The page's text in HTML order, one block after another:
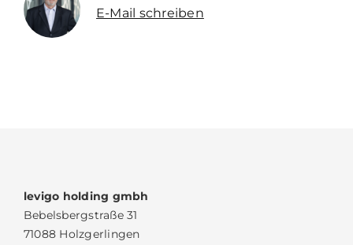
E-Mail schreiben
levigo holding gmbh
Bebelsbergstraße 31
71088 Holzgerlingen